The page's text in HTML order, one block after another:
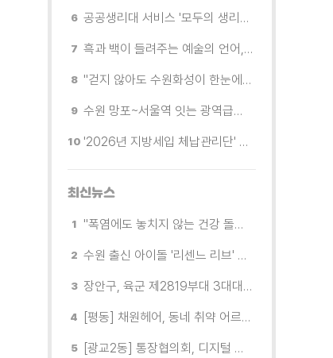
공공생리대 서비스 '모두의 생리대' 시범 운영...수원시청·4개 구청 등에 지급기 설치
흑과 백이 들려주는 예술의 언어, 수원시립미술관 소장품전《블랑 블랙 파노라마》
"걷지 않아도 수원화성이 한눈에"…무장애 관광버스 '수원행차' 타보니
수원 망포~서울역 잇는 광역급행버스 M5165번, 8월 3일 개통
'2026년 지방세입 체납관리단' 출범... 체납자 실태조사 본격 추진
최신뉴스
"폭염에도 놓치지 않는 건강 돌봄" 팔달구보건소 취약계층 안부 살핀다
수원 출신 아이돌 '리센느 리브' 추천! 직접 따라가 본 수원 필수 코스
장안구, 육군 제2819부대 3대대로부터 감사장 받아
[평동] 채원헤어, 동네 취약 어르신을 위한 이미용서비스 무료 지원
[광교2동] 통장협의회, 디지털 교육 실시